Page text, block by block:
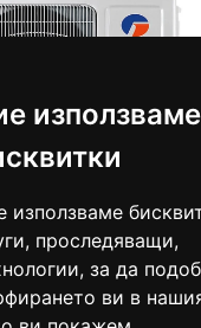
използваме
използваме
проследяващи,
за да
ви в
лв.